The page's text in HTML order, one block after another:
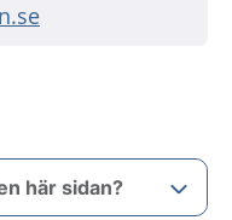
här sidan?